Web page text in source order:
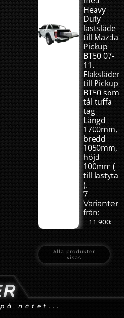
Heavy
Duty
lastsläde
till Mazda
Pickup
BT50 07-
11.
Flaksläden
till Pickup
BT50 som
tål tuffa
tag.
Längd
1700mm,
bredd
1050mm,
höjd
100mm (
till lastyta
).
7
Varianter
från:
11 900:-
Alla produkter
visas
på nätet...